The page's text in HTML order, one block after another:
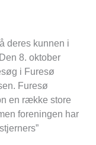
deres kunnen i
8. oktober
i Furesø
Furesø
en række store
foreningen har